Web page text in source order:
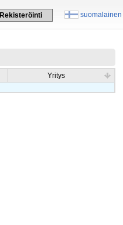
suomalainen
Rekisteröinti
Yritys